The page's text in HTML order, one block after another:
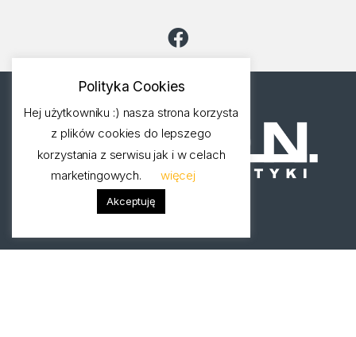
s
Masz pytania? zadzwoń!
Polityka Cookies
Hej użytkowniku :) nasza strona korzysta
z plików cookies do lepszego
korzystania z serwisu jak i w celach
marketingowych.
więcej
Akceptuję